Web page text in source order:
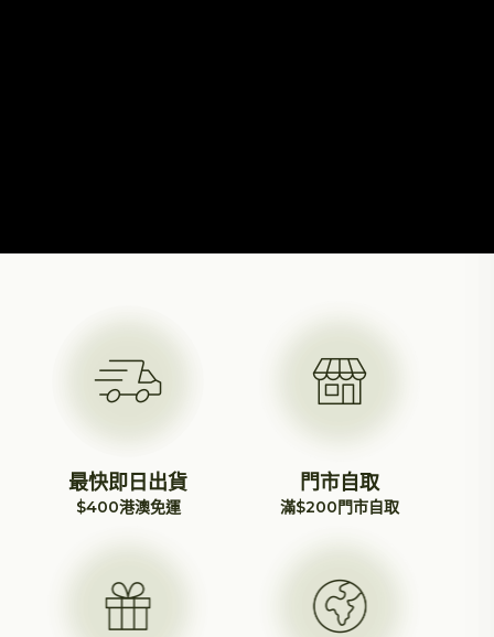
最快即日出貨
$400港澳免運
門市自取
滿$200門市自取